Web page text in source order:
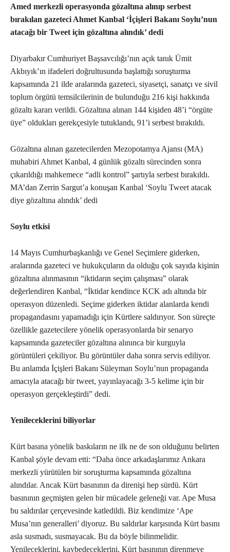
Amed merkezli operasyonda gözaltına alınıp serbest
bırakılan gazeteci Ahmet Kanbal ‘İçişleri Bakanı Soylu’nun
atacağı bir Tweet için gözaltına alındık’ dedi
Diyarbakır Cumhuriyet Başsavcılığı’nın açık tanık Ümit
Akbıyık’ın ifadeleri doğrultusunda başlattığı soruşturma
kapsamında 21 ilde aralarında gazeteci, siyasetçi, sanatçı ve sivil
toplum örgütü temsilcilerinin de bulunduğu 216 kişi hakkında
gözaltı kararı verildi. Gözaltına alınan 144 kişiden 48’i “örgüte
üye” oldukları gerekçesiyle tutuklandı, 91’i serbest bırakıldı.
Gözaltına alınan gazetecilerden Mezopotamya Ajansı (MA)
muhabiri Ahmet Kanbal, 4 günlük gözaltı sürecinden sonra
çıkarıldığı mahkemece “adli kontrol” şartıyla serbest bırakıldı.
MA’dan Zerrin Sargut’a konuşan Kanbal ‘Soylu Tweet atacak
diye gözaltına alındık’ dedi
Soylu etkisi
14 Mayıs Cumhurbaşkanlığı ve Genel Seçimlere giderken,
aralarında gazeteci ve hukukçuların da olduğu çok sayıda kişinin
gözaltına alınmasının “iktidarın seçim çalışması” olarak
değerlendiren Kanbal, “İktidar kendince KCK adı altında bir
operasyon düzenledi. Seçime giderken iktidar alanlarda kendi
propagandasını yapamadığı için Kürtlere saldırıyor. Son süreçte
özellikle gazetecilere yönelik operasyonlarda bir senaryo
kapsamında gazeteciler gözaltına alınınca bir kurguyla
görüntüleri çekiliyor. Bu görüntüler daha sonra servis ediliyor.
Bu anlamda İçişleri Bakanı Süleyman Soylu’nun propaganda
amacıyla atacağı bir tweet, yayınlayacağı 3-5 kelime için bir
operasyon gerçekleştirdi” dedi.
Yenileceklerini biliyorlar
Kürt basına yönelik baskıların ne ilk ne de son olduğunu belirten
Kanbal şöyle devam etti: “Daha önce arkadaşlarımız Ankara
merkezli yürütülen bir soruşturma kapsamında gözaltına
alındılar. Ancak Kürt basınının da direnişi hep sürdü. Kürt
basınının geçmişten gelen bir mücadele geleneği var. Ape Musa
bu saldırılar çerçevesinde katledildi. Biz kendimize ‘Ape
Musa’nın generalleri’ diyoruz. Bu saldırlar karşısında Kürt basını
asla susmadı, susmayacak. Bu da böyle bilinmelidir.
Yenileceklerini, kaybedeceklerini, Kürt basınının direnmeye